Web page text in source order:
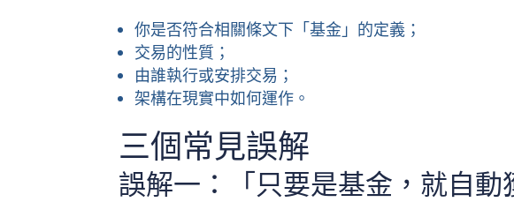
你是否符合相關條文下「基金」的定義；
交易的性質；
由誰執行或安排交易；
架構在現實中如何運作。
三個常見誤解
誤解一：「只要是基金，就自動